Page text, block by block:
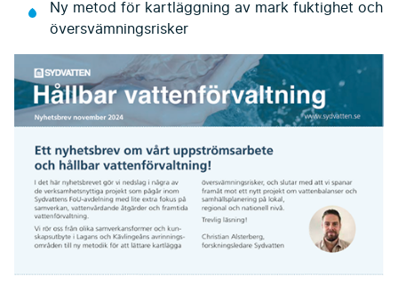
Ny metod för kartläggning av mark fuktighet och
översvämningsrisker